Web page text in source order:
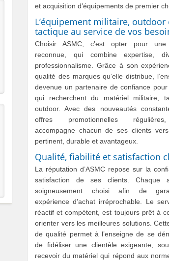
et acquisition d’équipements de premier
L’équipement militaire, outdoor
tactique au service de vos
Choisir ASMC, c’est opter pour une
reconnue, qui combine expertise,
professionnalisme. Grâce à son
qualité des marques qu’elle distribue,
devenue un partenaire de confiance
qui recherchent du matériel militaire,
outdoor. Avec des nouveautés
offres promotionnelles
accompagne chacun de ses clients
pertinent, durable et avantageux.
Qualité, fiabilité et satisfaction
La réputation d’ASMC repose sur la
satisfaction de ses clients. Chaque
soigneusement choisi afin de
expérience d’achat irréprochable. Le
réactif et compétent, est toujours prêt à
orienter vers les meilleures solutions.
de qualité permet à l’enseigne de se
de fidéliser une clientèle exigeante,
recevoir du matériel qui répond aux